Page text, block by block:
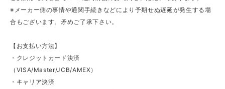
※メーカー側の事情や通関手続きなどにより予期せぬ遅延が発生する場
合もございます。矛めご了承下さい。
【お支払い方法】
・クレジットカード決済
（VISA/Master/JCB/AMEX）
・キャリア決済